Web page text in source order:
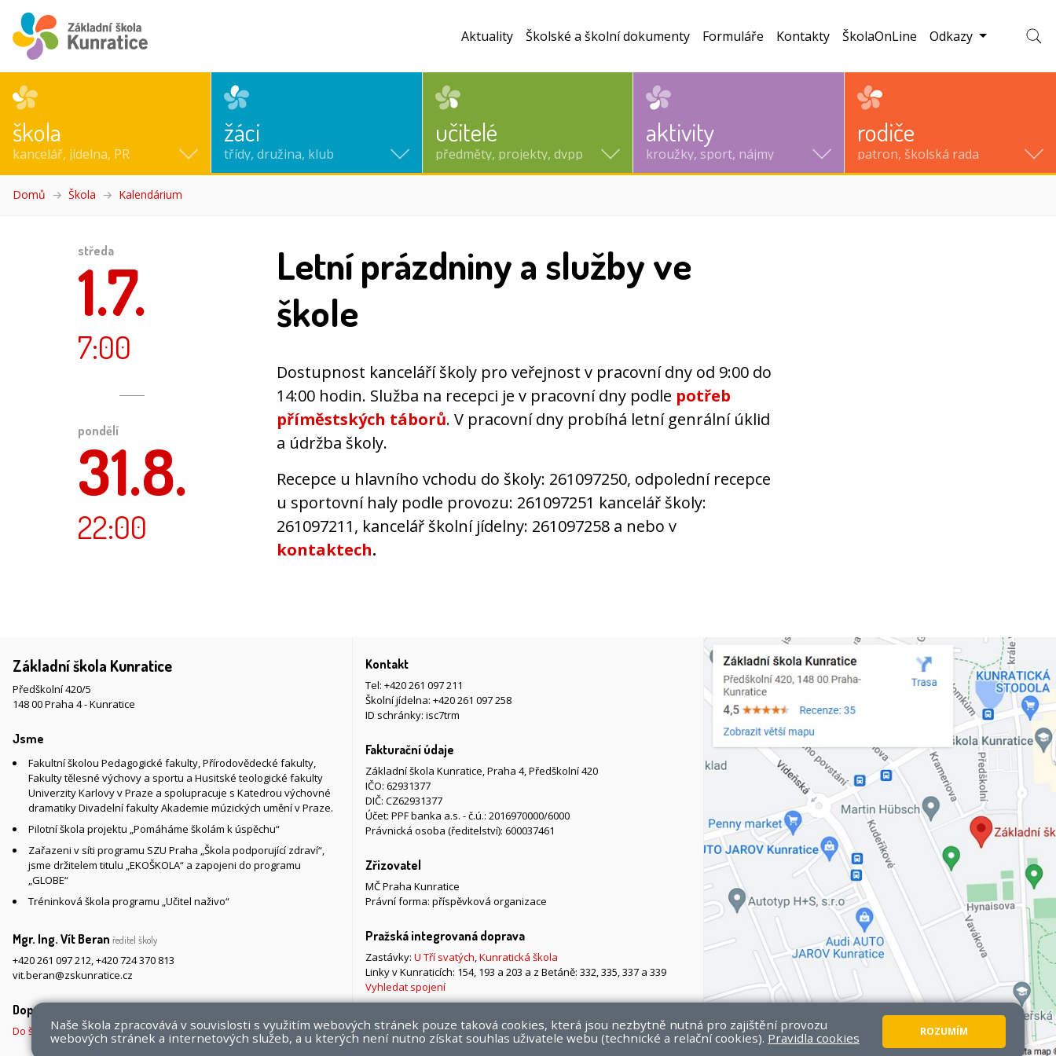
škola
kancelář, jídelna, PR
žáci
třídy, družina, klub
učitelé
předměty, projekty, dvpp
aktivity
kroužky, sport, nájmy
rodiče
patron, školská rada
Aktuality Školské a školní dokumenty Formuláře Kontakty ŠkolaOnLine Odkazy
Domů Škola Kalendárium
středa
1.7.
7:00
pondělí
31.8.
22:00
Letní prázdniny a služby ve
škole
Dostupnost kanceláří školy pro veřejnost v pracovní dny od 9:00 do
14:00 hodin. Služba na recepci je v pracovní dny podle potřeb
příměstských táborů. V pracovní dny probíhá letní genrální úklid
a údržba školy.
Recepce u hlavního vchodu do školy: 261097250, odpolední recepce
u sportovní haly podle provozu: 261097251 kancelář školy:
261097211, kancelář školní jídelny: 261097258 a nebo v
kontaktech.
Základní škola Kunratice
Předškolní 420/5
148 00 Praha 4 - Kunratice
Jsme
Fakultní školou Pedagogické fakulty, Přírodovědecké fakulty,
Fakulty tělesné výchovy a sportu a Husitské teologické fakulty
Univerzity Karlovy v Praze a spolupracuje s Katedrou výchovné
dramatiky Divadelní fakulty Akademie múzických umění v Praze.
Pilotní škola projektu „Pomáháme školám k úspěchu“
Zařazeni v síti programu SZU Praha „Škola podporující zdraví“,
jsme držitelem titulu „EKOŠKOLA“ a zapojeni do programu
„GLOBE“
Tréninková škola programu „Učitel naživo“
Mgr. Ing. Vít Beran ředitel školy
+420 261 097 212,+420 724 370 813
vit.beran@zskunratice.cz
Doprava do školy
Do školy pěšky, na kole nebo koloběžce, MHD, případně autem
Kontakt
Tel: +420 261 097 211
Školní jídelna: +420 261 097 258
ID schránky: isc7trm
Fakturační údaje
Základní škola Kunratice, Praha 4, Předškolní 420
IČO: 62931377
DIČ: CZ62931377
Účet: PPF banka a.s. - č.ú.: 2016970000/6000
Právnická osoba (ředitelství): 600037461
Zřizovatel
MČ Praha Kunratice
Právní forma: příspěvková organizace
Pražská integrovaná doprava
Zastávky: U Tří svatých,Kunratická škola
Linky v Kunraticích: 154, 193 a 203 a z Betáně: 332, 335, 337 a 339
Vyhledat spojení
Naše škola zpracovává v souvislosti s využitím webových stránek pouze taková cookies, která jsou nezbytně nutná pro zajištění provozu
webových stránek a internetových služeb, a u kterých není nutno získat souhlas uživatele webu (technické a relační cookies). Pravidla cookies ROZUMÍM